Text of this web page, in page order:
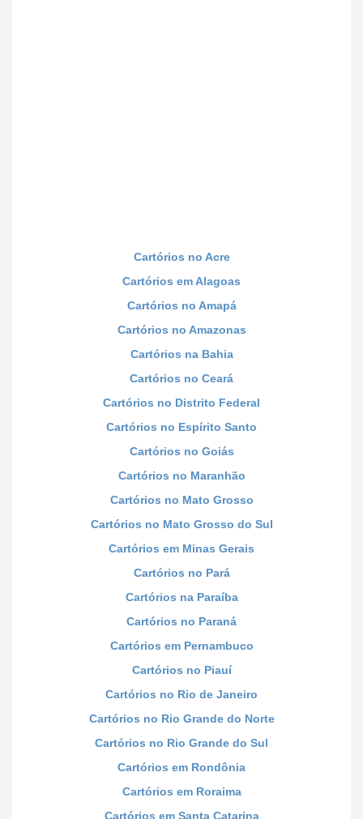
Cartórios no Acre
Cartórios em Alagoas
Cartórios no Amapá
Cartórios no Amazonas
Cartórios na Bahia
Cartórios no Ceará
Cartórios no Distrito Federal
Cartórios no Espírito Santo
Cartórios no Goiás
Cartórios no Maranhão
Cartórios no Mato Grosso
Cartórios no Mato Grosso do Sul
Cartórios em Minas Gerais
Cartórios no Pará
Cartórios na Paraíba
Cartórios no Paraná
Cartórios em Pernambuco
Cartórios no Piauí
Cartórios no Rio de Janeiro
Cartórios no Rio Grande do Norte
Cartórios no Rio Grande do Sul
Cartórios em Rondônia
Cartórios em Roraima
Cartórios em Santa Catarina